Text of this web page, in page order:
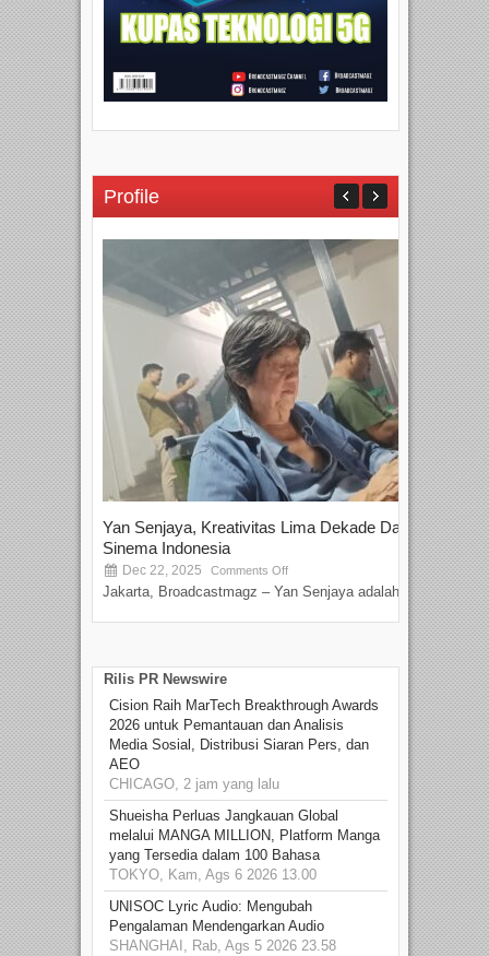
Profile
Yan Senjaya, Kreativitas Lima Dekade Dalam
Sinema Indonesia
Dec 22, 2025 Comments Off
Jakarta, Broadcastmagz – Yan Senjaya adalah...
Rilis PR Newswire
Cision Raih MarTech Breakthrough Awards
2026 untuk Pemantauan dan Analisis
Media Sosial, Distribusi Siaran Pers, dan
AEO
CHICAGO, 2 jam yang lalu
Shueisha Perluas Jangkauan Global
melalui MANGA MILLION, Platform Manga
yang Tersedia dalam 100 Bahasa
TOKYO, Kam, Ags 6 2026 13.00
UNISOC Lyric Audio: Mengubah
Pengalaman Mendengarkan Audio
SHANGHAI, Rab, Ags 5 2026 23.58